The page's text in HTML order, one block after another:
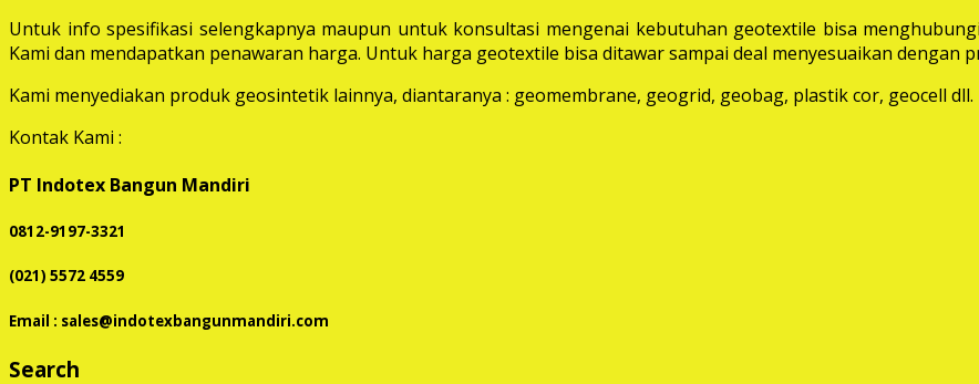
Untuk info spesifikasi selengkapnya maupun untuk konsultasi mengenai kebutuhan geotextile bisa
Kami dan mendapatkan penawaran harga. Untuk harga geotextile bisa ditawar sampai deal menyesuaikan dengan
Kami menyediakan produk geosintetik lainnya, diantaranya : geomembrane, geogrid, geobag, plastik cor, geocell dll.
Kontak Kami :
PT Indotex Bangun Mandiri
0812-9197-3321
(021) 5572 4559
Email : sales@indotexbangunmandiri.com
Search